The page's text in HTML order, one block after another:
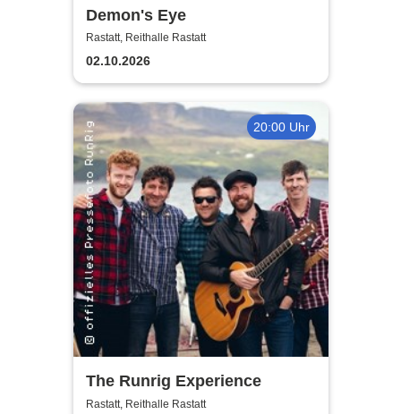
Demon's Eye
Rastatt, Reithalle Rastatt
02.10.2026
20:00 Uhr
The Runrig Experience
Rastatt, Reithalle Rastatt